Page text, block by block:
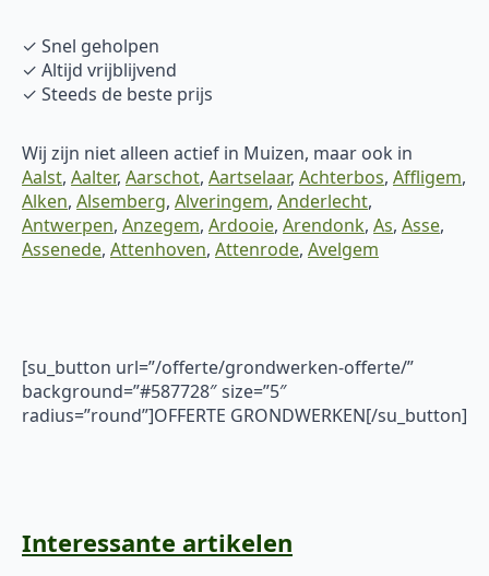
✓ Snel geholpen
✓ Altijd vrijblijvend
✓ Steeds de beste prijs
Wij zijn niet alleen actief in Muizen, maar ook in
Aalst, Aalter, Aarschot, Aartselaar, Achterbos, Affligem,
Alken, Alsemberg, Alveringem, Anderlecht,
Antwerpen, Anzegem, Ardooie, Arendonk, As, Asse,
Assenede, Attenhoven, Attenrode, Avelgem
[su_button url=”/offerte/grondwerken-offerte/”
background=”#587728″ size=”5″
radius=”round”]OFFERTE GRONDWERKEN[/su_button]
Interessante artikelen